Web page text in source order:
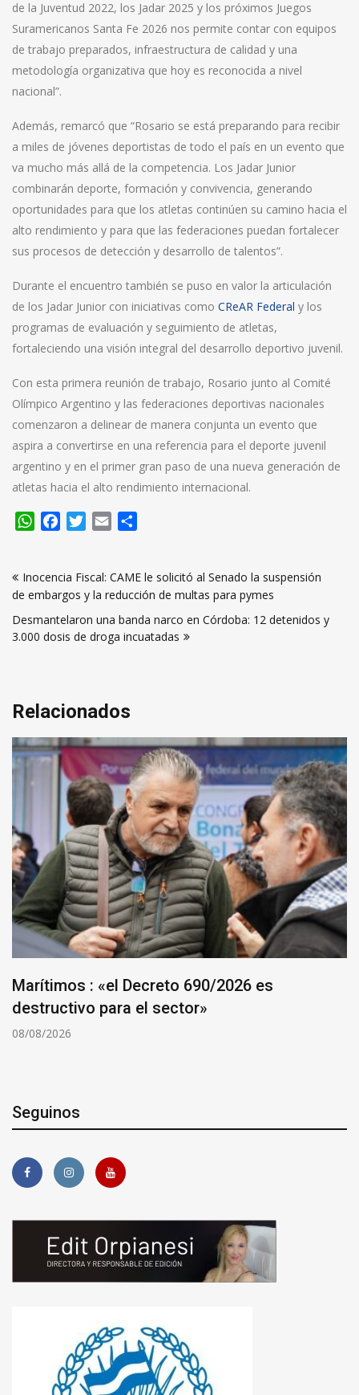
de la Juventud 2022, los Jadar 2025 y los próximos Juegos
Suramericanos Santa Fe 2026 nos permite contar con equipos
de trabajo preparados, infraestructura de calidad y una
metodología organizativa que hoy es reconocida a nivel
nacional”.
Además, remarcó que “Rosario se está preparando para recibir
a miles de jóvenes deportistas de todo el país en un evento que
va mucho más allá de la competencia. Los Jadar Junior
combinarán deporte, formación y convivencia, generando
oportunidades para que los atletas continúen su camino hacia el
alto rendimiento y para que las federaciones puedan fortalecer
sus procesos de detección y desarrollo de talentos”.
Durante el encuentro también se puso en valor la articulación
de los Jadar Junior con iniciativas como CReAR Federal y los
programas de evaluación y seguimiento de atletas,
fortaleciendo una visión integral del desarrollo deportivo juvenil.
Con esta primera reunión de trabajo, Rosario junto al Comité
Olímpico Argentino y las federaciones deportivas nacionales
comenzaron a delinear de manera conjunta un evento que
aspira a convertirse en una referencia para el deporte juvenil
argentino y en el primer gran paso de una nueva generación de
atletas hacia el alto rendimiento internacional.
WhatsApp
FacebookTwitter
Email
de
entradas
Inocencia Fiscal: CAME le solicitó al Senado la suspensión
de embargos y la reducción de multas para pymes
Desmantelaron una banda narco en Córdoba: 12 detenidos y
3.000 dosis de droga incuatadas
Relacionados
Marítimos : «el Decreto 690/2026 es
destructivo para el sector»
08/08/2026
Seguinos